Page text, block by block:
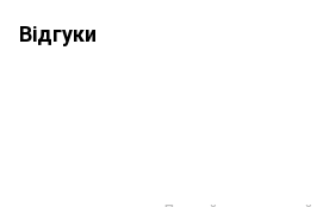
Відгуки